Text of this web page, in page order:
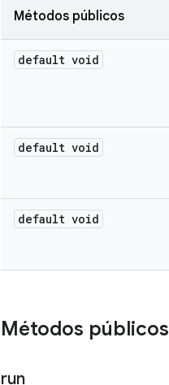
Métodos públicos
default void
default void
default void
Métodos públicos
run